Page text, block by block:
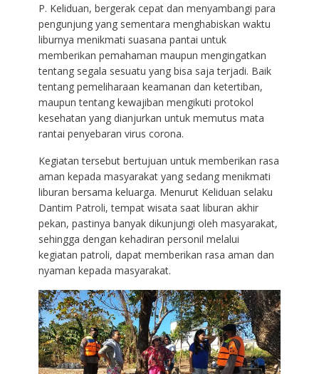
P. Keliduan, bergerak cepat dan menyambangi para
pengunjung yang sementara menghabiskan waktu
liburnya menikmati suasana pantai untuk
memberikan pemahaman maupun mengingatkan
tentang segala sesuatu yang bisa saja terjadi. Baik
tentang pemeliharaan keamanan dan ketertiban,
maupun tentang kewajiban mengikuti protokol
kesehatan yang dianjurkan untuk memutus mata
rantai penyebaran virus corona.
Kegiatan tersebut bertujuan untuk memberikan rasa
aman kepada masyarakat yang sedang menikmati
liburan bersama keluarga. Menurut Keliduan selaku
Dantim Patroli, tempat wisata saat liburan akhir
pekan, pastinya banyak dikunjungi oleh masyarakat,
sehingga dengan kehadiran personil melalui
kegiatan patroli, dapat memberikan rasa aman dan
nyaman kepada masyarakat.